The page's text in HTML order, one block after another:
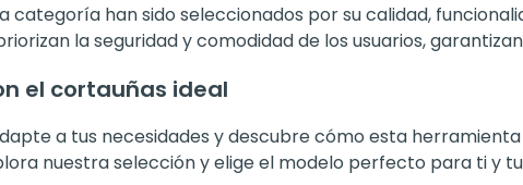
categoría han sido seleccionados por su calidad,
la seguridad y comodidad de los usuarios,
el cortauñas ideal
a tus necesidades y descubre cómo esta
nuestra selección y elige el modelo perfecto para ti y